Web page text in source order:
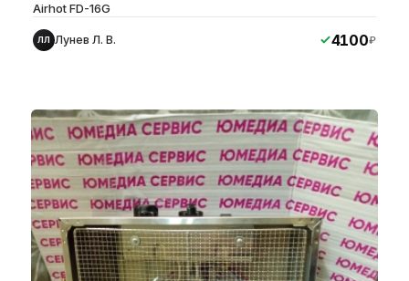
Airhot FD-16G
ЛЛ Лунев Л. В. 4100₽